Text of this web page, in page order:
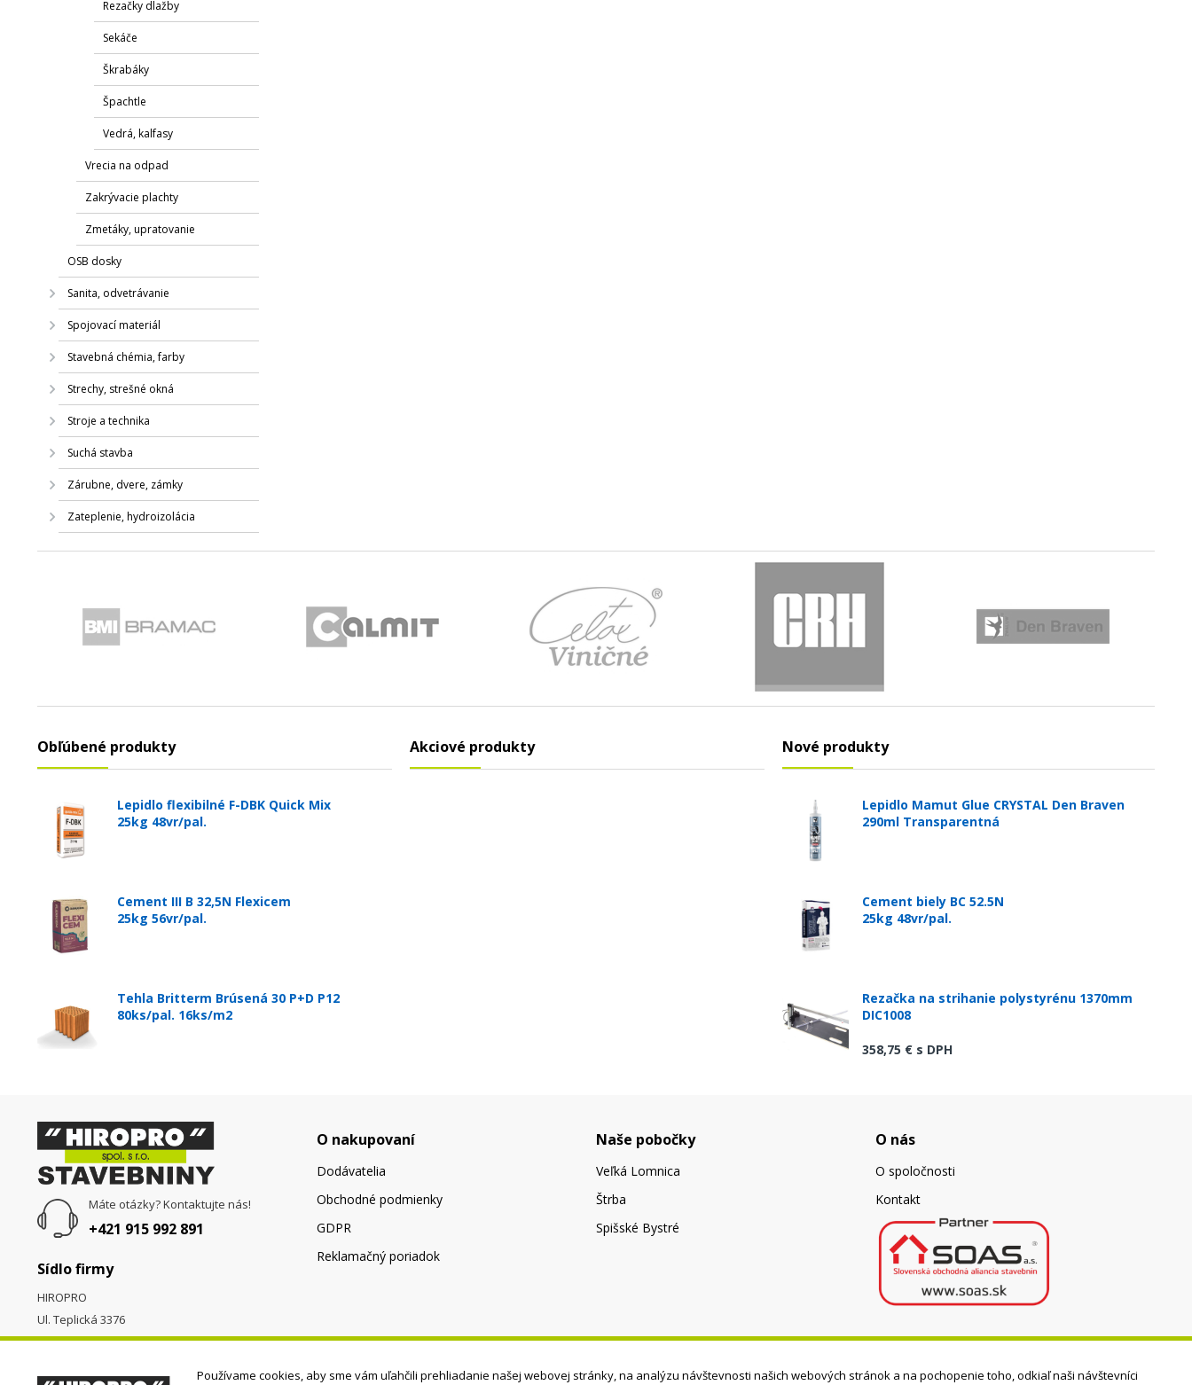
Rezačky dlažby
Sekáče
Škrabáky
Špachtle
Vedrá, kalfasy
Vrecia na odpad
Zakrývacie plachty
Zmetáky, upratovanie
OSB dosky
Sanita, odvetrávanie
Spojovací materiál
Stavebná chémia, farby
Strechy, strešné okná
Stroje a technika
Suchá stavba
Zárubne, dvere, zámky
Zateplenie, hydroizolácia
Obľúbené produkty
Lepidlo flexibilné F-DBK Quick Mix
25kg 48vr/pal.
Cement III B 32,5N Flexicem
25kg 56vr/pal.
Tehla Britterm Brúsená 30 P+D P12
80ks/pal. 16ks/m2
Akciové produkty Nové produkty
Lepidlo Mamut Glue CRYSTAL Den Braven
290ml Transparentná
Cement biely BC 52.5N
25kg 48vr/pal.
Rezačka na strihanie polystyrénu 1370mm
DIC1008
358,75 € s DPH
Máte otázky? Kontaktujte nás!
+421 915 992 891
Sídlo firmy
HIROPRO
Ul. Teplická 3376
058 01Poprad
O nakupovaní
Dodávatelia
Obchodné podmienky
GDPR
Reklamačný poriadok
Naše pobočky
Veľká Lomnica
Štrba
Spišské Bystré
O nás
O spoločnosti
Kontakt
Používame cookies, aby sme vám uľahčili prehliadanie našej webovej stránky, na analýzu návštevnosti našich webových stránok a na pochopenie toho, odkiaľ naši návštevníci